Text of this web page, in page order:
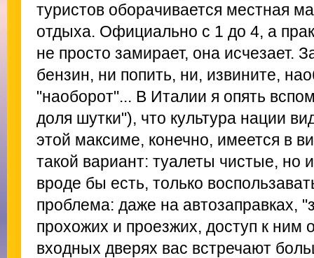
туристов оборачивается местная
отдыха. Официально с 1 до 4, а
не просто замирает, она исчезает.
бензин, ни попить, ни, извините,
"наоборот"... В Италии я опять
доля шутки"), что культура нации
этой максиме, конечно, имеется в
такой вариант: туалеты чистые, но
вроде бы есть, только
проблема: даже на автозаправках,
прохожих и проезжих, доступ к ним
входных дверях вас встречают